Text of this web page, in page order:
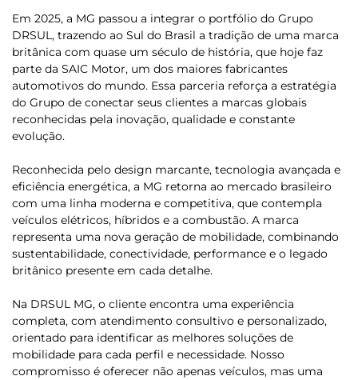
Em 2025, a MG passou a integrar o portfólio do Grupo
DRSUL, trazendo ao Sul do Brasil a tradição de uma marca
britânica com quase um século de história, que hoje faz
parte da SAIC Motor, um dos maiores fabricantes
automotivos do mundo. Essa parceria reforça a estratégia
do Grupo de conectar seus clientes a marcas globais
reconhecidas pela inovação, qualidade e constante
evolução.
Reconhecida pelo design marcante, tecnologia avançada e
eficiência energética, a MG retorna ao mercado brasileiro
com uma linha moderna e competitiva, que contempla
veículos elétricos, híbridos e a combustão. A marca
representa uma nova geração de mobilidade, combinando
sustentabilidade, conectividade, performance e o legado
britânico presente em cada detalhe.
Na DRSUL MG, o cliente encontra uma experiência
completa, com atendimento consultivo e personalizado,
orientado para identificar as melhores soluções de
mobilidade para cada perfil e necessidade. Nosso
compromisso é oferecer não apenas veículos, mas uma